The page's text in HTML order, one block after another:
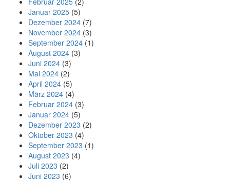
Januar 2025 (5)
Dezember 2024 (7)
November 2024 (3)
September 2024 (1)
August 2024 (3)
Juni 2024 (3)
Mai 2024 (2)
April 2024 (5)
März 2024 (4)
Februar 2024 (3)
Januar 2024 (5)
Dezember 2023 (2)
Oktober 2023 (4)
September 2023 (1)
August 2023 (4)
Juli 2023 (2)
Juni 2023 (6)